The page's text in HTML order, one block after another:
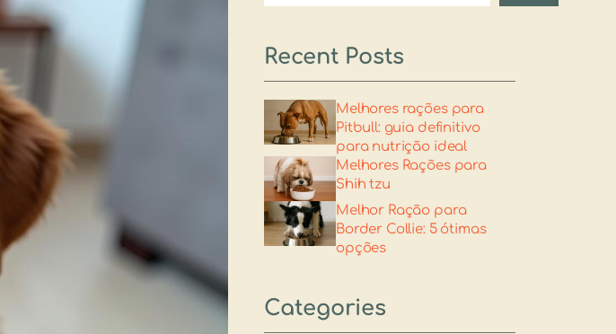
Recent Posts
Melhores rações para
Pitbull: guia definitivo
para nutrição ideal
Melhores Rações para
Shih tzu​
Melhor Ração para
Border Collie: 5 ótimas
opções
Categories